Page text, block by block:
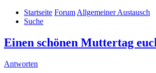
Startseite Forum Allgemeiner Austausch
Suche
Einen schönen Muttertag
Antworten